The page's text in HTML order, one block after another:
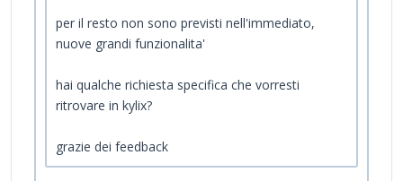
per il resto non sono previsti nell'immediato,
nuove grandi funzionalita'
hai qualche richiesta specifica che vorresti
ritrovare in kylix?
grazie dei feedback